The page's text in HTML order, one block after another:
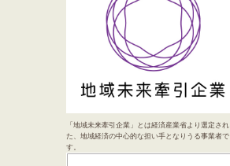
「地域未来牽引企業」とは経済産業省より選定され
た、地域経済の中心的な担い手となりうる事業者で
す。